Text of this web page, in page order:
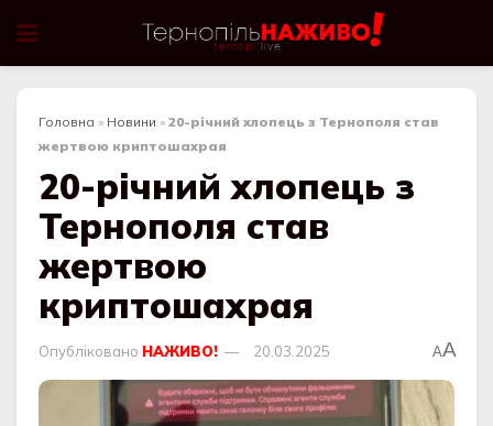
Головна » Новини » 20-річний хлопець з Тернополя став
жертвою криптошахрая
20-річний хлопець з
Тернополя став
жертвою
криптошахрая
Опубліковано НАЖИВО! 20.03.2025 AA